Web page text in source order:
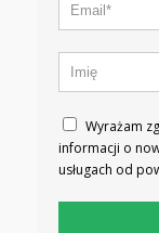
Wyrażam
informacji o
usługach od